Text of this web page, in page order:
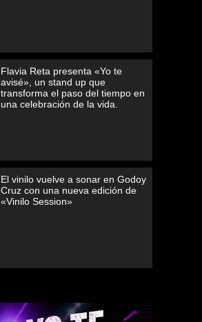
Flavia Reta presenta «Yo te
avisé», un stand up que
transforma el paso del tiempo en
una celebración de la vida.
El vinilo vuelve a sonar en Godoy
Cruz con una nueva edición de
«Vinilo Session»